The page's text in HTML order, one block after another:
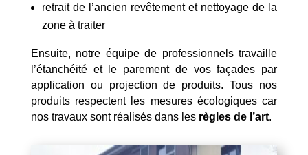
retrait de l’ancien revêtement et nettoyage de la
zone à traiter
Ensuite, notre équipe de professionnels travaille
l’étanchéité et le parement de vos façades par
application ou projection de produits. Tous nos
produits respectent les mesures écologiques car
nos travaux sont réalisés dans les règles de l’art.